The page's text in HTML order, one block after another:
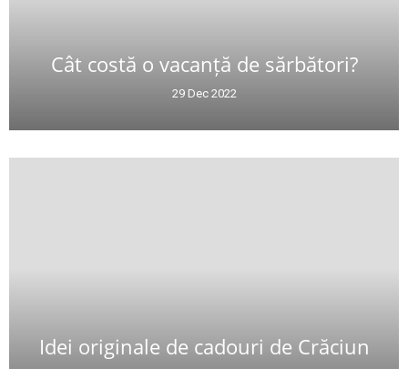
Cât costă o vacanță de sărbători?
29 Dec 2022
Idei originale de cadouri de Crăciun